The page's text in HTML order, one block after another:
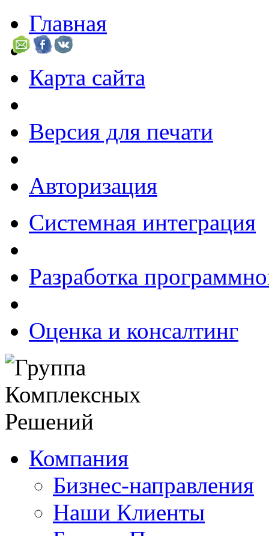
Главная
Карта сайта
Версия для печати
Авторизация
Системная интеграция
Разработка
Оценка и консалтинг
Компания
Бизнес-направления
Наши Клиенты